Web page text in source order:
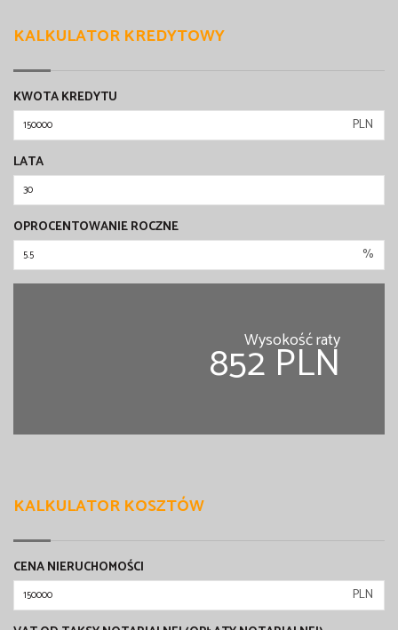
KALKULATOR KREDYTOWY
KWOTA KREDYTU
PLN
LATA
OPROCENTOWANIE ROCZNE
%
Wysokość raty
852 PLN
KALKULATOR KOSZTÓW
CENA NIERUCHOMOŚCI
PLN